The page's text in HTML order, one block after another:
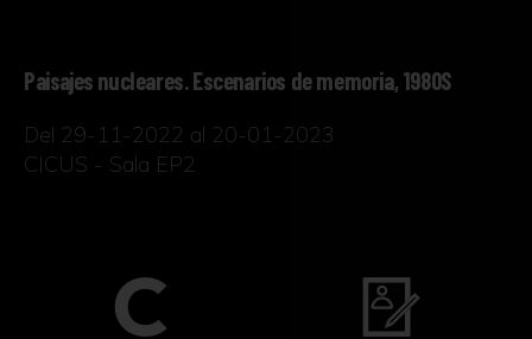
Paisajes nucleares. Escenarios de memoria, 1980S
Del 29-11-2022 al 20-01-2023
CICUS - Sala EP2